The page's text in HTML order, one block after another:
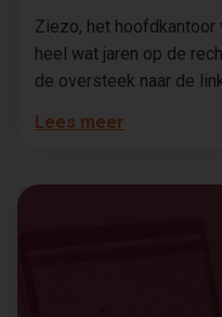
Ziezo, het hoofdkantoor
heel wat jaren op de
de oversteek naar de
Lees meer